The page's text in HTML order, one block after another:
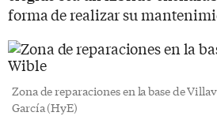
forma de realizar su
Zona de reparaciones en la base de
García (HyE)